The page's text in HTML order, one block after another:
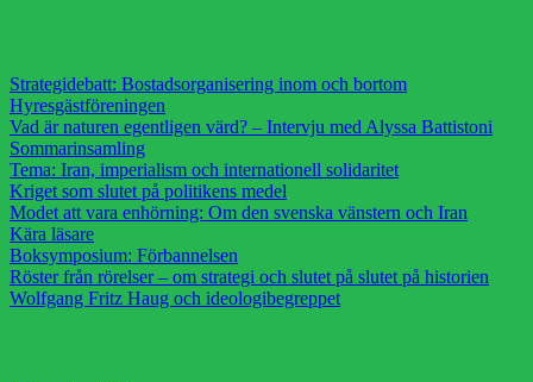
Strategidebatt: Bostadsorganisering inom och bortom
Hyresgästföreningen
Vad är naturen egentligen värd? – Intervju med Alyssa Battistoni
Sommarinsamling
Tema: Iran, imperialism och internationell solidaritet
Kriget som slutet på politikens medel
Modet att vara enhörning: Om den svenska vänstern och Iran
Kära läsare
Boksymposium: Förbannelsen
Röster från rörelser – om strategi och slutet på slutet på historien
Wolfgang Fritz Haug och ideologibegreppet